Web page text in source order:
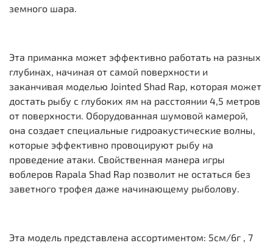
земного шара.
Эта приманка может эффективно работать на разных
глубинах, начиная от самой поверхности и
заканчивая моделью Jointed Shad Rap, которая может
достать рыбу с глубоких ям на расстоянии 4,5 метров
от поверхности. Оборудованная шумовой камерой,
она создает специальные гидроакустические волны,
которые эффективно провоцируют рыбу на
проведение атаки. Свойственная манера игры
воблеров Rapala Shad Rap позволит не остаться без
заветного трофея даже начинающему рыболову.
Эта модель представлена ассортиментом: 5см/6г , 7